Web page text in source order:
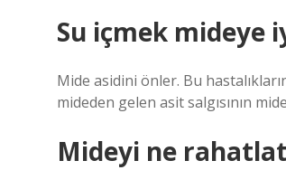
Su içmek mideye
Mide asidini önler. Bu
mideden gelen asit salgısının
Mideyi ne